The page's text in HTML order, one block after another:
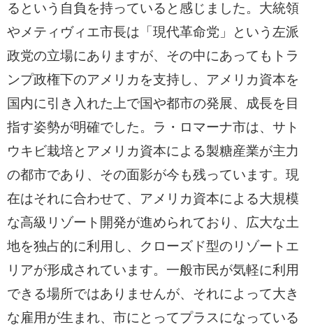
るという自負を持っていると感じました。大統領
やメティヴィエ市長は「現代革命党」という左派
政党の立場にありますが、その中にあってもトラ
ンプ政権下のアメリカを支持し、アメリカ資本を
国内に引き入れた上で国や都市の発展、成長を目
指す姿勢が明確でした。ラ・ロマーナ市は、サト
ウキビ栽培とアメリカ資本による製糖産業が主力
の都市であり、その面影が今も残っています。現
在はそれに合わせて、アメリカ資本による大規模
な高級リゾート開発が進められており、広大な土
地を独占的に利用し、クローズド型のリゾートエ
リアが形成されています。一般市民が気軽に利用
できる場所ではありませんが、それによって大き
な雇用が生まれ、市にとってプラスになっている